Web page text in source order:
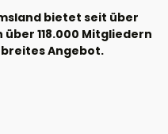
bietet seit über
118.000 Mitgliedern
Angebot.